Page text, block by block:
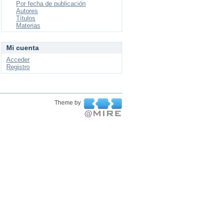
Por fecha de publicación
Autores
Títulos
Materias
Mi cuenta
Acceder
Registro
Theme by